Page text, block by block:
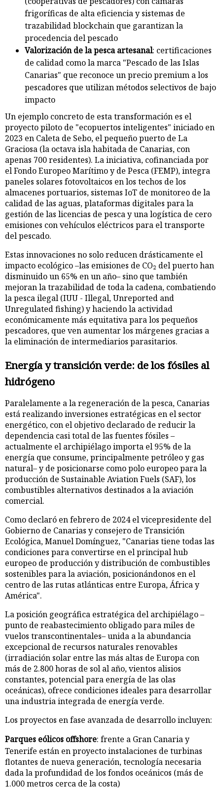
frigoríficas de alta eficiencia y sistemas de
trazabilidad blockchain que garantizan la
procedencia del pescado
Valorización de la pesca artesanal: certificaciones
de calidad como la marca "Pescado de las Islas
Canarias" que reconoce un precio premium a los
pescadores que utilizan métodos selectivos de bajo
impacto
Un ejemplo concreto de esta transformación es el
proyecto piloto de "ecopuertos inteligentes" iniciado en
2023 en Caleta de Sebo, el pequeño puerto de La
Graciosa (la octava isla habitada de Canarias, con
apenas 700 residentes). La iniciativa, cofinanciada por
el Fondo Europeo Marítimo y de Pesca (FEMP), integra
paneles solares fotovoltaicos en los techos de los
almacenes portuarios, sistemas IoT de monitoreo de la
calidad de las aguas, plataformas digitales para la
gestión de las licencias de pesca y una logística de cero
emisiones con vehículos eléctricos para el transporte
del pescado.
Estas innovaciones no solo reducen drásticamente el
impacto ecológico –las emisiones de CO₂ del puerto han
disminuido un 65% en un año– sino que también
mejoran la trazabilidad de toda la cadena, combatiendo
la pesca ilegal (IUU - Illegal, Unreported and
Unregulated fishing) y haciendo la actividad
económicamente más equitativa para los pequeños
pescadores, que ven aumentar los márgenes gracias a
la eliminación de intermediarios parasitarios.
Energía y transición verde: de los fósiles al
hidrógeno
Paralelamente a la regeneración de la pesca, Canarias
está realizando inversiones estratégicas en el sector
energético, con el objetivo declarado de reducir la
dependencia casi total de las fuentes fósiles –
actualmente el archipiélago importa el 95% de la
energía que consume, principalmente petróleo y gas
natural– y de posicionarse como polo europeo para la
producción de Sustainable Aviation Fuels (SAF), los
combustibles alternativos destinados a la aviación
comercial.
Como declaró en febrero de 2024 el vicepresidente del
Gobierno de Canarias y consejero de Transición
Ecológica, Manuel Domínguez, "Canarias tiene todas las
condiciones para convertirse en el principal hub
europeo de producción y distribución de combustibles
sostenibles para la aviación, posicionándonos en el
centro de las rutas atlánticas entre Europa, África y
América".
La posición geográfica estratégica del archipiélago –
punto de reabastecimiento obligado para miles de
vuelos transcontinentales– unida a la abundancia
excepcional de recursos naturales renovables
(irradiación solar entre las más altas de Europa con
más de 2.800 horas de sol al año, vientos alisios
constantes, potencial para energía de las olas
oceánicas), ofrece condiciones ideales para desarrollar
una industria integrada de energía verde.
Los proyectos en fase avanzada de desarrollo incluyen:
Parques eólicos offshore: frente a Gran Canaria y
Tenerife están en proyecto instalaciones de turbinas
flotantes de nueva generación, tecnología necesaria
dada la profundidad de los fondos oceánicos (más de
1.000 metros cerca de la costa)